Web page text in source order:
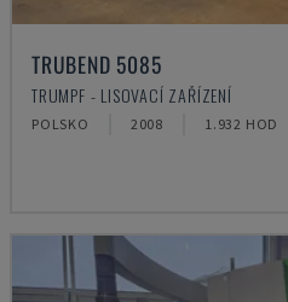
TRUBEND 5085
TRUMPF - LISOVACÍ ZAŘÍZENÍ
POLSKO 2008 1.932 HOD